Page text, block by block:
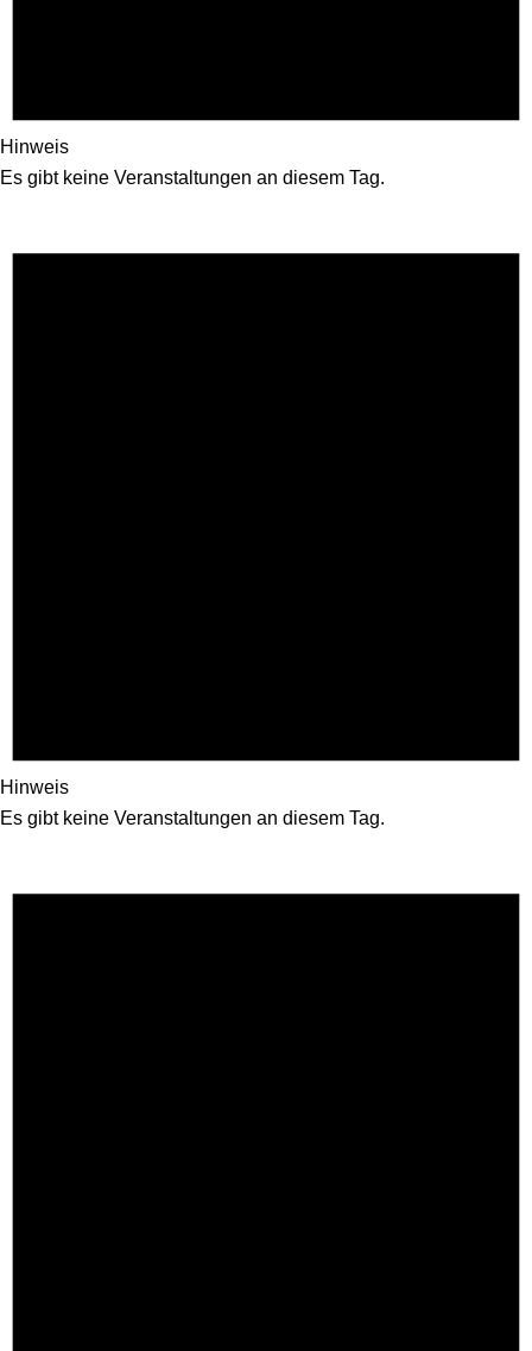
Hinweis
Es gibt keine Veranstaltungen an diesem Tag.
Hinweis
Es gibt keine Veranstaltungen an diesem Tag.